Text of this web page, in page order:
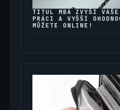
TITUL MBA ZVÝŠÍ
PRÁCI A VYŠŠÍ
MŮŽETE ONLINE!